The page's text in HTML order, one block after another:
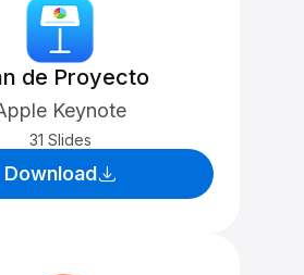
de Proyecto
Keynote
31 Slides
Download